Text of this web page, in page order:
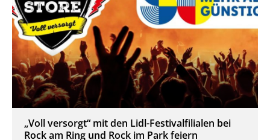
„Voll versorgt“ mit den Lidl-Festivalfilialen bei
Rock am Ring und Rock im Park feiern